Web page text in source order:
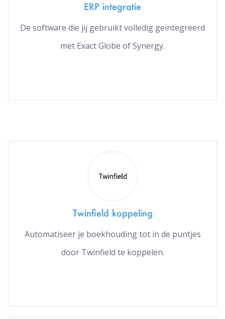
ERP integratie
De software die jij gebruikt volledig geïntegreerd
met Exact Globe of Synergy.
Twinfield koppeling
Automatiseer je boekhouding tot in de puntjes
door Twinfield te koppelen.